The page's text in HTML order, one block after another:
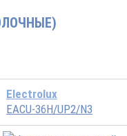
Electrolux
EACU-36H/UP2/N3